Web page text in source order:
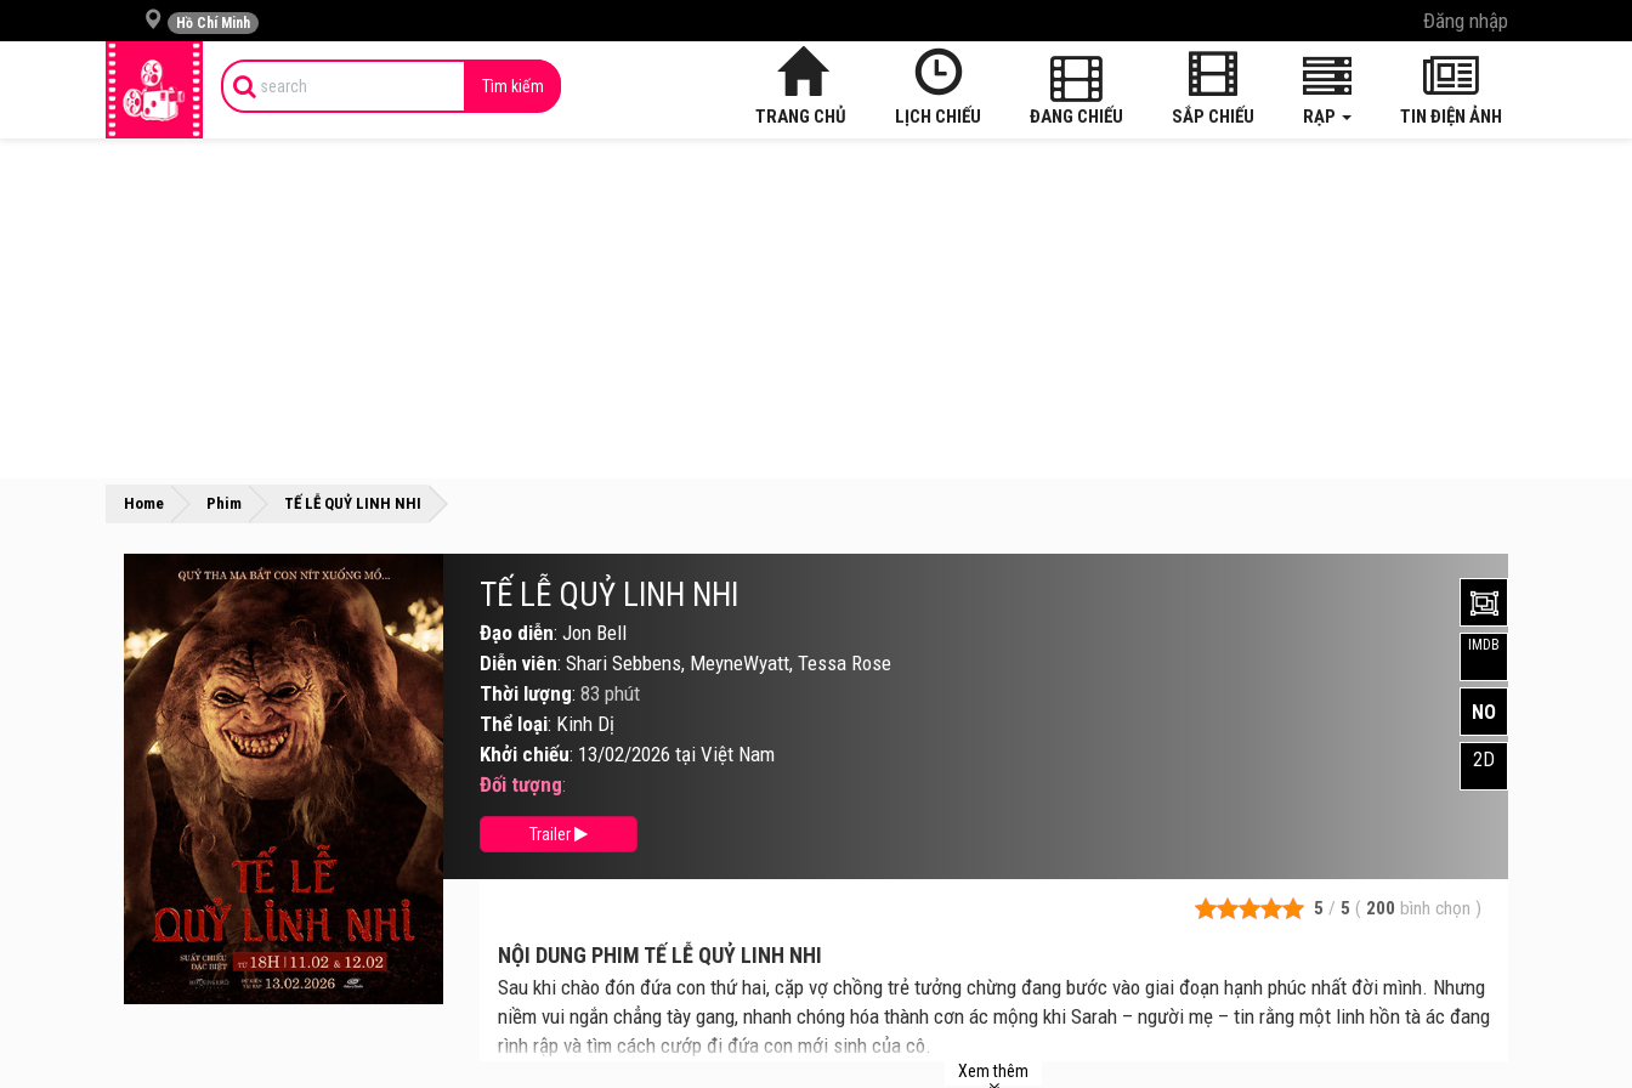
Hồ Chí Minh Đăng nhập
Tìm kiếm
TRANG CHỦ LỊCH CHIẾU ĐANG CHIẾU SẮP CHIẾU RẠP TIN ĐIỆN ẢNH
Home »
Phim »
TẾ LỄ QUỶ LINH NHI
5 / 5 ( 200 bình chọn )
NỘI DUNG PHIM TẾ LỄ QUỶ LINH NHI
Sau khi chào đón đứa con thứ hai, cặp vợ chồng trẻ tưởng chừng đang bước vào giai đoạn hạnh phúc nhất đời mình. Nhưng
niềm vui ngắn chẳng tày gang, nhanh chóng hóa thành cơn ác mộng khi Sarah – người mẹ – tin rằng một linh hồn tà ác đang
rình rập và tìm cách cướp đi đứa con mới sinh của cô.
Xem thêm
TẾ LỄ QUỶ LINH NHI
Đạo diễn: Jon Bell
Diễn viên: Shari Sebbens, MeyneWyatt, Tessa Rose
Thời lượng: 83 phút
Thể loại: Kinh Dị
Khởi chiếu: 13/02/2026 tại Việt Nam
Đối tượng:
Trailer
IMDB
NO
2D